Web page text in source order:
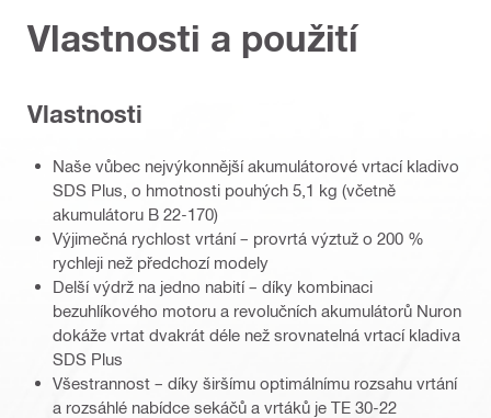
Vlastnosti a použití
Vlastnosti
Naše vůbec nejvýkonnější akumulátorové vrtací kladivo
SDS Plus, o hmotnosti pouhých 5,1 kg (včetně
akumulátoru B 22-170)
Výjimečná rychlost vrtání – provrtá výztuž o 200 %
rychleji než předchozí modely
Delší výdrž na jedno nabití – díky kombinaci
bezuhlíkového motoru a revolučních akumulátorů Nuron
dokáže vrtat dvakrát déle než srovnatelná vrtací kladiva
SDS Plus
Všestrannost – díky širšímu optimálnímu rozsahu vrtání
a rozsáhlé nabídce sekáčů a vrtáků je TE 30-22